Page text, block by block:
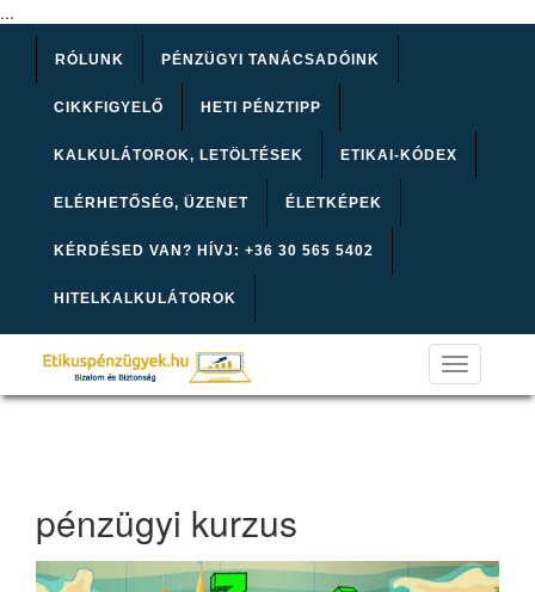
...
RÓLUNK PÉNZÜGYI TANÁCSADÓINK
CIKKFIGYELŐ HETI PÉNZTIPP
KALKULÁTOROK, LETÖLTÉSEK ETIKAI-KÓDEX
ELÉRHETŐSÉG, ÜZENET ÉLETKÉPEK
KÉRDÉSED VAN? HÍVJ: +36 30 565 5402
HITELKALKULÁTOROK
Toggle
navigation
pénzügyi kurzus